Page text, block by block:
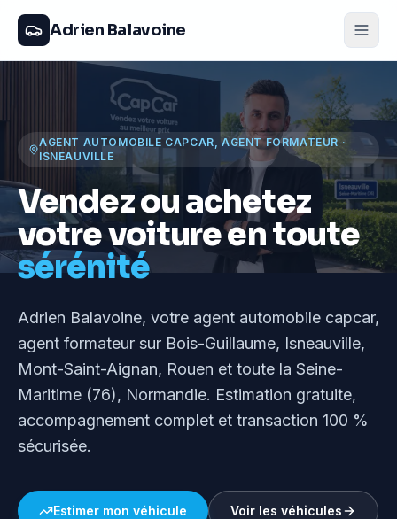
Adrien Balavoine
AGENT AUTOMOBILE CAPCAR, AGENT FORMATEUR ·
ISNEAUVILLE
Vendez ou achetez
votre voiture en toute
sérénité
Adrien Balavoine, votre agent automobile capcar,
agent formateur sur Bois-Guillaume, Isneauville,
Mont-Saint-Aignan, Rouen et toute la Seine-
Maritime (76), Normandie. Estimation gratuite,
accompagnement complet et transaction 100 %
sécurisée.
Estimer mon véhicule Voir les véhicules